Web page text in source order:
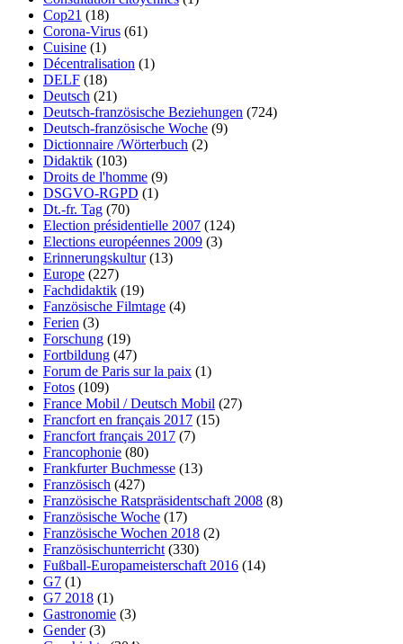
Cop21 (18)
Corona-Virus (61)
Cuisine (1)
Décentralisation (1)
DELF (18)
Deutsch (21)
Deutsch-französische Beziehungen (724)
Deutsch-französische Woche (9)
Dictionnaire /Wörterbuch (2)
Didaktik (103)
Droits de l'homme (9)
DSGVO-RGPD (1)
Dt.-fr. Tag (70)
Election présidentielle 2007 (124)
Elections européennes 2009 (3)
Erinnerungskultur(13)
Europe (227)
Fachdidaktik (19)
Fanzösische Filmtage (4)
Ferien (3)
Forschung (19)
Fortbildung (47)
Forum de Paris sur la paix (1)
Fotos (109)
France Mobil / Deutsch Mobil (27)
Francfort en français 2017 (15)
Francfort français 2017 (7)
Francophonie (80)
Frankfurter Buchmesse (13)
Französisch (427)
Französische Ratspräsidentschaft 2008 (8)
Französische Woche (17)
Französische Wochen 2018 (2)
Französischunterricht (330)
Fußball-Europameisterschaft 2016 (14)
G7 (1)
G7 2018 (1)
Gastronomie (3)
Gender(3)